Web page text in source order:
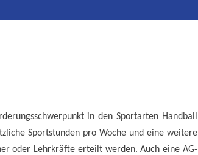
in den Sportarten Handball
Sportstunden pro Woche und eine weitere
oder Lehrkräfte erteilt werden. Auch eine AG-